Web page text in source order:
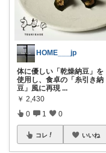
HOME___jp
体に優しい「乾燥納豆」を
使用し、食卓の「糸引き納
豆」風に再現...
￥ 2,430
0 1 0
コレ いいね